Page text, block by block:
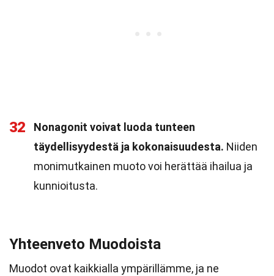
32
Nonagonit voivat luoda tunteen
täydellisyydestä ja kokonaisuudesta. Niiden
monimutkainen muoto voi herättää ihailua ja
kunnioitusta.
Yhteenveto Muodoista
Muodot ovat kaikkialla ympärillämme, ja ne